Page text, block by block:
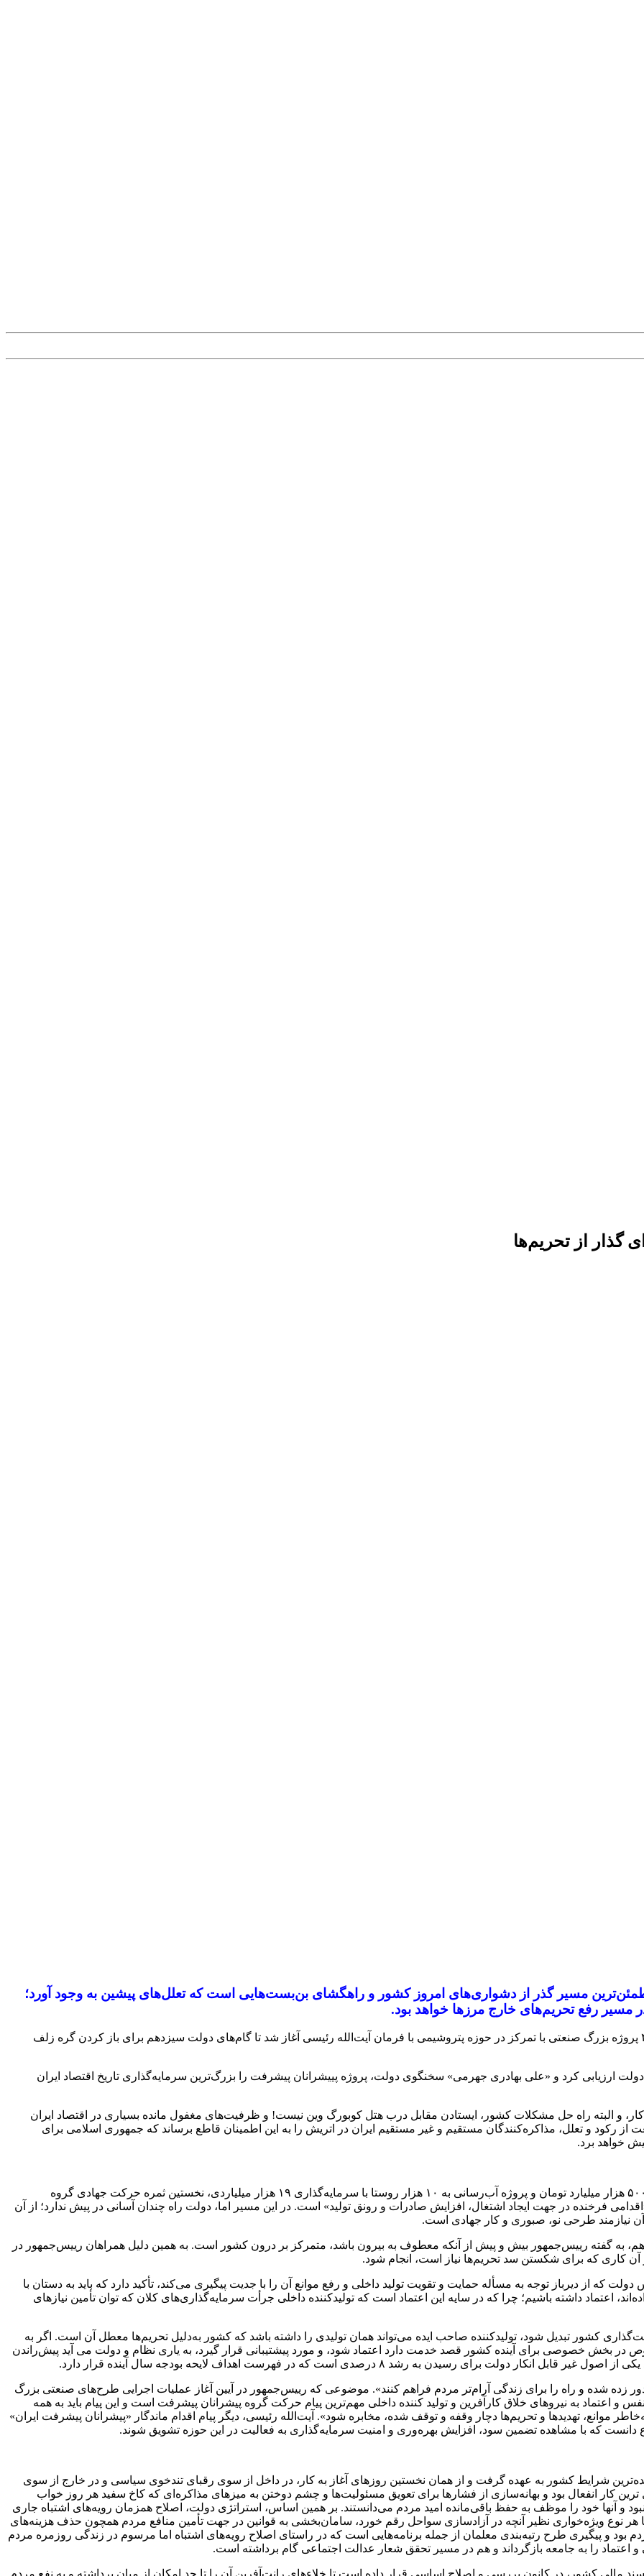
گذار از تحریم‌ها
مسیر گذر از دشواری‌های امروز کشور و راهگشای بن‌بست‌هایی است که تعلل‌های پیشین به وجود آورد؛
مسیر رفع تحریم‌های خارج مرزها خواهد بود.
به گزارش خبرنگار سیاسی ایرنا، یکشنبه ۱۷ بهمن؛ عملیات اجرایی ۴۸ پروژه بزرگ صنعتی با تمرکز در حوزه پتروشیمی با فرمان آیت‌الله رئیسی آغاز شد تا گام‌های دولت سیزدهم برای باز کردن گره‌ زلف
ارزیابی کرد و «علی بهادری جهرمی» سخنگوی دولت، پروژه پییشرانان پیشرفت را بزرگ‌ترین سرمایه‌گذاری تاریخ اقتصاد ایران
و البته راه حل مشکلات کشور، ایستادن مقابل درب هتل کوبورگ وین نیست! و ظرفیت‌های مغفول مانده بسیاری در اقتصاد ایران
رکود و تعلل، مذاکره‌کنندگان مستقیم و غیر مستقیم ایران در اتریش را به این اطمینان قاطع برساند که جمهوری اسلامی برای
خواهد برد.
اجرای ۴۸ پروژه بزرگ در ۱۳ استان و ۲۷ شهرستان با ارزش تقریبی ۵۰۰ هزار میلیارد تومان و پروژه آب‌رسانی به ۱۰ هزار روستا با سرمایه‌گذاری ۱۹ هزار میلیاردی، نخستین ثمره حرکت جهادی گروه
فرخنده در جهت ایجاد اشتغال، افزایش صادرات و رونق تولید» است. در این مسیر اما، دولت راه چندان آسانی در پیش ندارد؛ از آن
آن نیازمند طرحی نو، صبوری و کار جهادی است.
به گفته رییس‌جمهور بیش و پیش از آنکه معطوف به بیرون باشد، متمرکز بر درون کشور است. به همین دلیل همراهان رییس‌جمهور در
آن کاری که برای شکستن سد تحریم‌ها نیاز است، انجام شود.
که از دیرباز توجه به مسأله حمایت و تقویت تولید داخلی و رفع موانع آن را با جدیت پیگیری می‌کند، تأکید دارد که باید به دستان با
اعتماد داشته باشیم؛ چرا که در سایه این اعتماد است که تولیدکننده داخلی جرأت سرمایه‌گذاری‌های کلان که توان تأمین نیازهای
کشور تبدیل شود، تولیدکننده صاحب ایده می‌تواند همان تولیدی را داشته باشد که کشور به‌دلیل تحریم‌ها معطل آن است. اگر به
بخش خصوصی برای آینده کشور قصد خدمت دارد اعتماد شود، و مورد پیشتیبانی قرار گیرد، به یاری نظام و دولت می‌ آید پیش‌راندن
رسیدن به رشد ۸ درصدی است که در فهرست اهداف لایحه بودجه سال آینده قرار دارد.
زده شده و راه را برای زندگی آرام‌تر مردم فراهم کنند». موضوعی که رییس‌جمهور در آیین آغاز عملیات اجرایی طرح‌های صنعتی بزرگ
و اعتماد به نیروهای خلاق کارآفرین و تولید کننده داخلی مهم‌ترین پیام حرکت گروه پیشرانان پیشرفت است و این پیام باید به همه
موانع، تهدیدها و تحریم‌ها دچار وقفه و توقف شده، مخابره شود». آیت‌الله رئیسی، دیگر پیام اقدام ماندگار «پیشرانان پیشرفت ایران»
که با مشاهده تضمین سود، افزایش بهره‌وری و امنیت سرمایه‌گذاری به فعالیت در این حوزه تشویق شوند.
شرایط کشور به عهده گرفت و از همان نخستین روزهای آغاز به کار، در داخل از سوی رقبای تندخوی سیاسی و در خارج از سوی
کار انفعال بود و بهانه‌سازی از فشارها برای تعویق مسئولیت‌ها و چشم دوختن به میزهای مذاکره‌ای که کاخ سفید هر روز خواب
و آنها خود را موظف به حفظ باقی‌مانده امید مردم می‌دانستند. بر همین اساس، استراتژی دولت، اصلاح همزمان رویه‌های اشتباه جاری
نوع ویژه‌خواری نظیر آنچه در آزادسازی سواحل رقم خورد، سامان‌بخشی به قوانین در جهت تأمین منافع مردم همچون حذف هزینه‌های
و پیگیری طرح رتبه‌بندی معلمان از جمله برنامه‌هایی است که در راستای اصلاح رویه‌های اشتباه اما مرسوم در زندگی روزمره مردم
را به جامعه بازگرداند و هم در مسیر تحقق شعار عدالت اجتماعی گام برداشته است.